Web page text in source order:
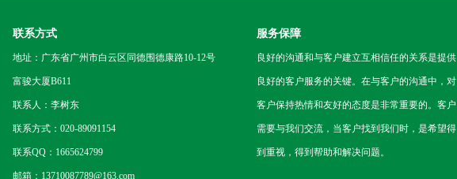
联系方式
地址：广东省广州市白云区同德围德康路10-12号
富骏大厦B611
联系人：李树东
联系方式：020-89091154
联系QQ：1665624799
邮箱：13710087789@163.com
服务保障
良好的沟通和与客户建立互相信任的关系是提供
良好的客户服务的关键。在与客户的沟通中，对
客户保持热情和友好的态度是非常重要的。客户
需要与我们交流，当客户找到我们时，是希望得
到重视，得到帮助和解决问题。